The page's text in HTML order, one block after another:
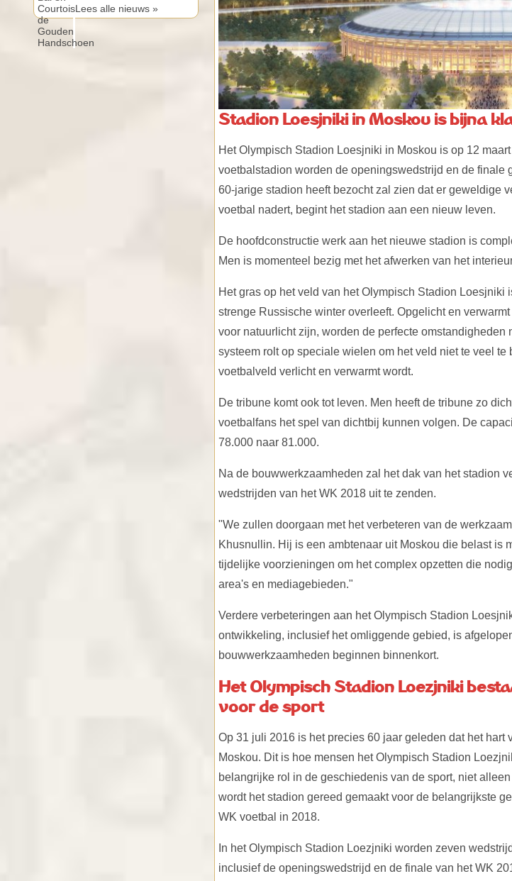
Stadion Loesjniki in Moskou is bijna
Het Olympisch Stadion Loesjniki in Moskou is op 12
voetbalstadion worden de openingswedstrijd en de finale
60-jarige stadion heeft bezocht zal zien dat er geweldige
voetbal nadert, begint het stadion aan een nieuw leven.
De hoofdconstructie werk aan het nieuwe stadion is
Men is momenteel bezig met het afwerken van het
Het gras op het veld van het Olympisch Stadion Loesjniki
strenge Russische winter overleeft. Opgelicht en
voor natuurlicht zijn, worden de perfecte omstandigheden
systeem rolt op speciale wielen om het veld niet te veel
voetbalveld verlicht en verwarmt wordt.
De tribune komt ook tot leven. Men heeft de tribune zo
voetbalfans het spel van dichtbij kunnen volgen. De
78.000 naar 81.000.
Na de bouwwerkzaamheden zal het dak van het stadion
wedstrijden van het WK 2018 uit te zenden.
"We zullen doorgaan met het verbeteren van de
Khusnullin. Hij is een ambtenaar uit Moskou die belast is
tijdelijke voorzieningen om het complex opzetten die
area's en mediagebieden."
Verdere verbeteringen aan het Olympisch Stadion
ontwikkeling, inclusief het omliggende gebied, is
bouwwerkzaamheden beginnen binnenkort.
Het Olympisch Stadion Loezjniki
voor de sport
Op 31 juli 2016 is het precies 60 jaar geleden dat het hart
Moskou. Dit is hoe mensen het Olympisch Stadion
belangrijke rol in de geschiedenis van de sport, niet
wordt het stadion gereed gemaakt voor de belangrijkste
WK voetbal in 2018.
In het Olympisch Stadion Loezjniki worden zeven
inclusief de openingswedstrijd en de finale van het WK
Lees alle nieuws »